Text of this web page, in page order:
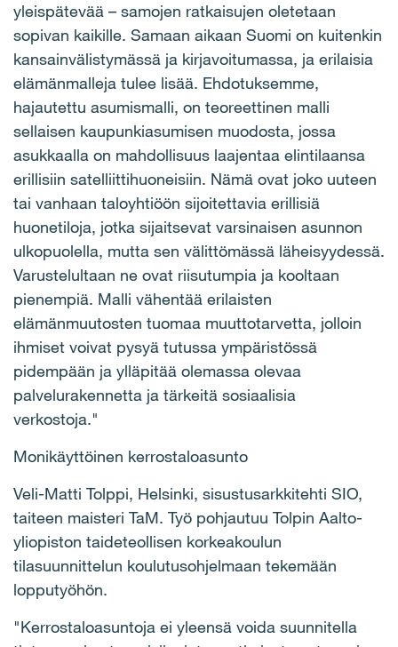
yleispätevää – samojen ratkaisujen oletetaan
sopivan kaikille. Samaan aikaan Suomi on kuitenkin
kansainvälistymässä ja kirjavoitumassa, ja erilaisia
elämänmalleja tulee lisää. Ehdotuksemme,
hajautettu asumismalli, on teoreettinen malli
sellaisen kaupunkiasumisen muodosta, jossa
asukkaalla on mahdollisuus laajentaa elintilaansa
erillisiin satelliittihuoneisiin. Nämä ovat joko uuteen
tai vanhaan taloyhtiöön sijoitettavia erillisiä
huonetiloja, jotka sijaitsevat varsinaisen asunnon
ulkopuolella, mutta sen välittömässä läheisyydessä.
Varustelultaan ne ovat riisutumpia ja kooltaan
pienempiä. Malli vähentää erilaisten
elämänmuutosten tuomaa muuttotarvetta, jolloin
ihmiset voivat pysyä tutussa ympäristössä
pidempään ja ylläpitää olemassa olevaa
palvelurakennetta ja tärkeitä sosiaalisia
verkostoja."
Monikäyttöinen kerrostaloasunto
Veli-Matti Tolppi, Helsinki, sisustusarkkitehti SIO,
taiteen maisteri TaM. Työ pohjautuu Tolpin Aalto-
yliopiston taideteollisen korkeakoulun
tilasuunnittelun koulutusohjelmaan tekemään
lopputyöhön.
"Kerrostaloasuntoja ei yleensä voida suunnitella